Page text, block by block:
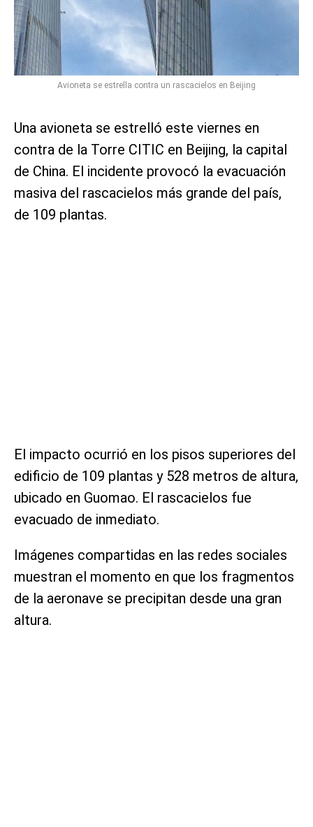
Avioneta se estrella contra un rascacielos en Beijing
Una avioneta se estrelló este viernes en
contra de la Torre CITIC en Beijing, la capital
de China. El incidente provocó la evacuación
masiva del rascacielos más grande del país,
de 109 plantas.
El impacto ocurrió en los pisos superiores del
edificio de 109 plantas y 528 metros de altura,
ubicado en Guomao. El rascacielos fue
evacuado de inmediato.
Imágenes compartidas en las redes sociales
muestran el momento en que los fragmentos
de la aeronave se precipitan desde una gran
altura.